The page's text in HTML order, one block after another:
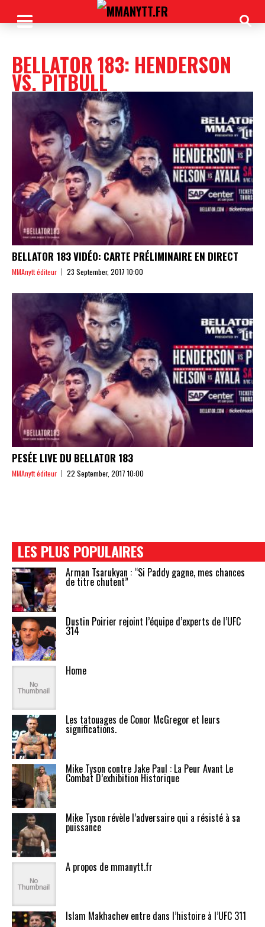
BELLATOR 183: HENDERSON
VS. PITBULL
BELLATOR 183 VIDÉO: CARTE PRÉLIMINAIRE EN DIRECT
MMAnytt éditeur 23 September, 2017 10:00
PESÉE LIVE DU BELLATOR 183
MMAnytt éditeur 22 September, 2017 10:00
LES PLUS POPULAIRES
Arman Tsarukyan : “Si Paddy gagne, mes chances
de titre chutent”
Dustin Poirier rejoint l’équipe d’experts de l’UFC
314
Home
Les tatouages de Conor McGregor et leurs
significations.
Mike Tyson contre Jake Paul : La Peur Avant Le
Combat D’exhibition Historique
Mike Tyson révèle l’adversaire qui a résisté à sa
puissance
A propos de mmanytt.fr
Islam Makhachev entre dans l’histoire à l’UFC 311